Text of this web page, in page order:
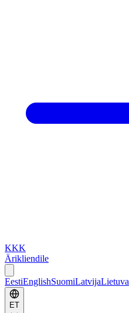
KKK
Ärikliendile
EestiEnglishSuomiLatvijaLietuva
ET